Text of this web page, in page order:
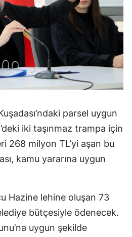
parsel uygun
iki taşınmaz trampa için
268 milyon TL’yi aşan bu
kamu yararına uygun
Hazine lehine oluşan 73
bütçesiyle ödenecek.
uygun şekilde